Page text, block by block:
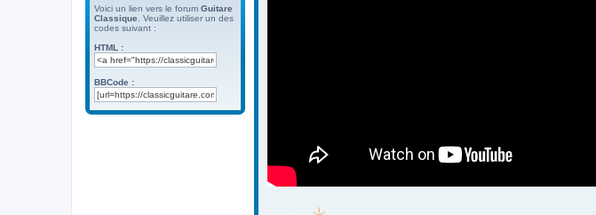
Voici un lien vers le forum Guitare
Classique . Veuillez utiliser un des
codes suivant :
HTML :
BBCode :